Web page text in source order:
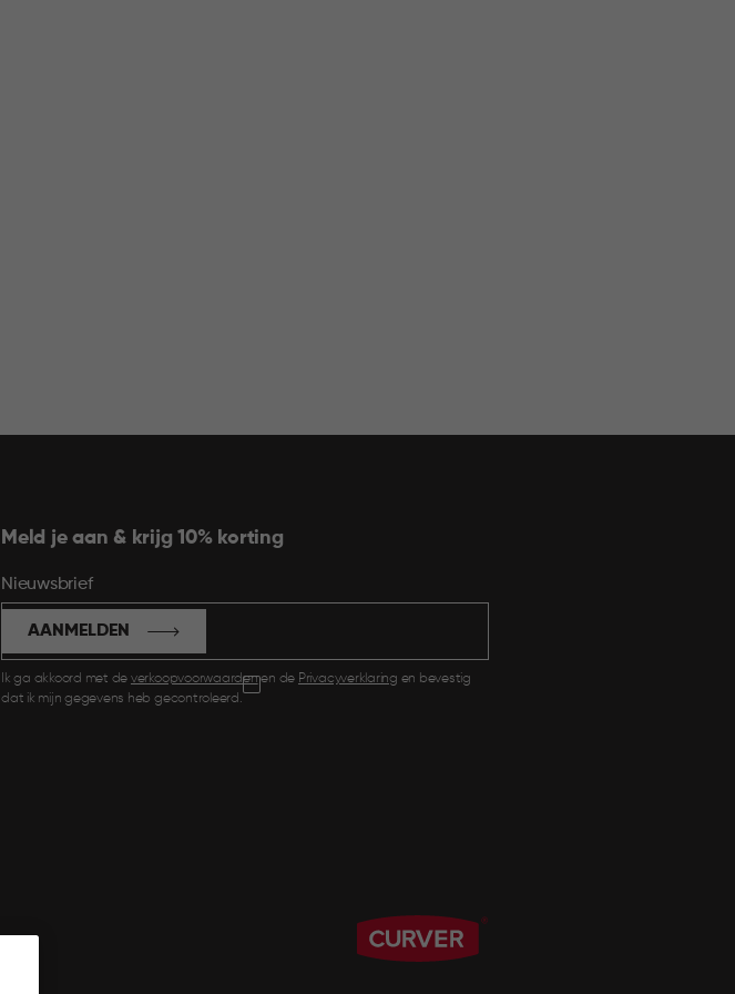
Meld je aan & krijg 10% korting
Nieuwsbrief
Ik ga akkoord met de verkoopvoorwaardenen de Privacyverklaring en bevestig
dat ik mijn gegevens heb gecontroleerd.
AANMELDEN